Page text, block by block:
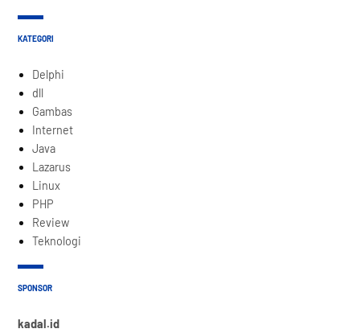
KATEGORI
Delphi
dll
Gambas
Internet
Java
Lazarus
Linux
PHP
Review
Teknologi
SPONSOR
kadal.id